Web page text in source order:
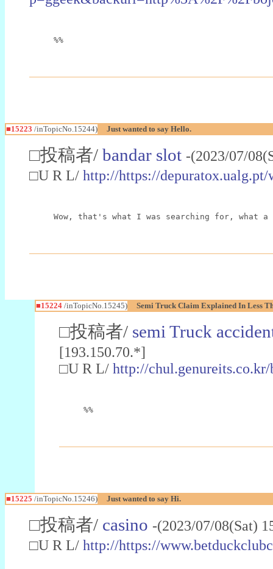
%%
■15223 /inTopicNo.15244) Just wanted to say Hello.
□投稿者/ bandar slot -(2023/07/
□U R L/ http://https://depuratox.ualg.pt/
Wow, that's what I was searching for, what
■15224/inTopicNo.15245) Semi Truck Claim Explained In Less
□投稿者/ semi Truck
[193.150.70.*]
□U R L/ http://
%%
■15225 /inTopicNo.15246) Just wanted to say Hi.
□投稿者/ casino -(2023/07/08(Sat)
□U R L/ http://https://